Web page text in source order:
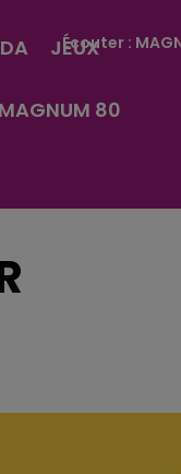
JEUX
MAGNUM 80
Écouter :